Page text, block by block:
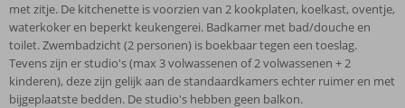
met zitje. De kitchenette is voorzien van 2 kookplaten, koelkast, oventje,
waterkoker en beperkt keukengerei. Badkamer met bad/douche en
toilet. Zwembadzicht (2 personen) is boekbaar tegen een toeslag.
Tevens zijn er studio's (max 3 volwassenen of 2 volwassenen + 2
kinderen), deze zijn gelijk aan de standaardkamers echter ruimer en met
bijgeplaatste bedden. De studio's hebben geen balkon.